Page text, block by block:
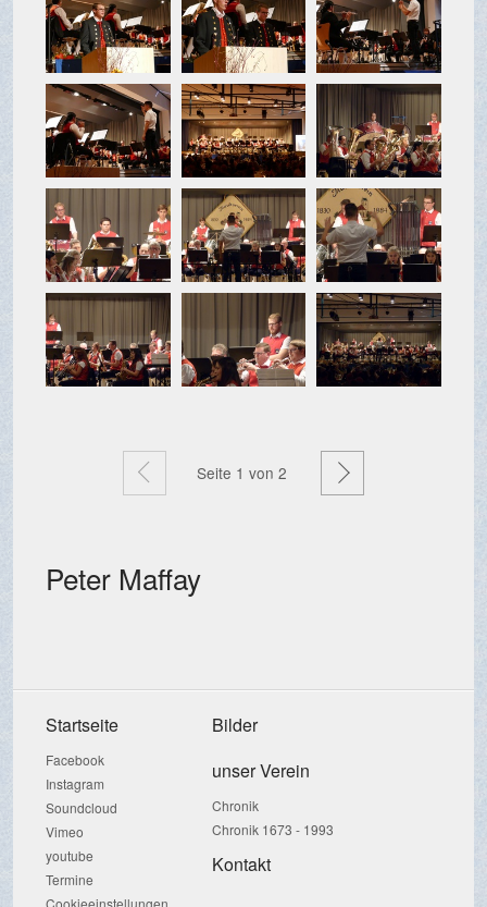
Zurück
Seite 1 von 2
Peter Maffay
Startseite
Facebook
Instagram
Soundcloud
Vimeo
youtube
Termine
Cookieeinstellungen
Bilder
unser Verein
Chronik
Chronik 1673 - 1993
Kontakt